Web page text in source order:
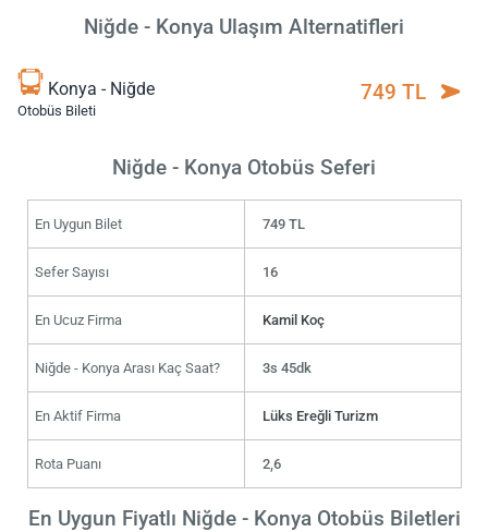
Niğde - Konya Ulaşım Alternatifleri
Konya - Niğde
Otobüs Bileti
749 TL
Niğde - Konya Otobüs Seferi
En Uygun Bilet 749 TL
Sefer Sayısı 16
En Ucuz Firma Kamil Koç
Niğde - Konya Arası Kaç Saat? 3s 45dk
En Aktif Firma Lüks Ereğli Turizm
Rota Puanı 2,6
En Uygun Fiyatlı Niğde - Konya Otobüs Biletleri